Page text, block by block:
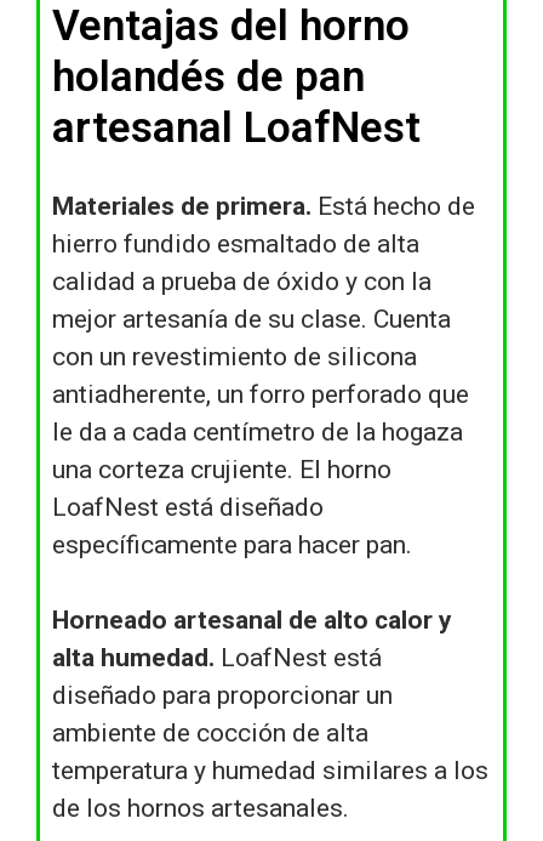
Ventajas del horno
holandés de pan
artesanal LoafNest
Materiales de primera. Está hecho de
hierro fundido esmaltado de alta
calidad a prueba de óxido y con la
mejor artesanía de su clase. Cuenta
con un revestimiento de silicona
antiadherente, un forro perforado que
le da a cada centímetro de la hogaza
una corteza crujiente. El horno
LoafNest está diseñado
específicamente para hacer pan.
Horneado artesanal de alto calor y
alta humedad. LoafNest está
diseñado para proporcionar un
ambiente de cocción de alta
temperatura y humedad similares a los
de los hornos artesanales.